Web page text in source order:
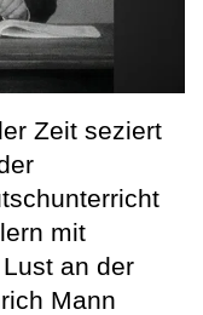
Zeit seziert
mit
an der
Mann